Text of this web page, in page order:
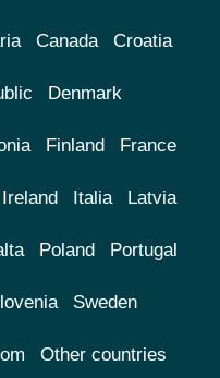
Canada Croatia
Denmark
Finland France
Ireland Italia Latvia
Poland Portugal
Sweden
Other countries